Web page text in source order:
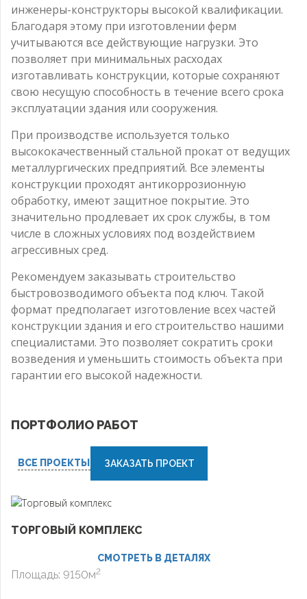
инженеры-конструкторы высокой квалификации.
Благодаря этому при изготовлении ферм
учитываются все действующие нагрузки. Это
позволяет при минимальных расходах
изготавливать конструкции, которые сохраняют
свою несущую способность в течение всего срока
эксплуатации здания или сооружения.
При производстве используется только
высококачественный стальной прокат от ведущих
металлургических предприятий. Все элементы
конструкции проходят антикоррозионную
обработку, имеют защитное покрытие. Это
значительно продлевает их срок службы, в том
числе в сложных условиях под воздействием
агрессивных сред.
Рекомендуем заказывать строительство
быстровозводимого объекта под ключ. Такой
формат предполагает изготовление всех частей
конструкции здания и его строительство нашими
специалистами. Это позволяет сократить сроки
возведения и уменьшить стоимость объекта при
гарантии его высокой надежности.
ПОРТФОЛИО РАБОТ
ВСЕ ПРОЕКТЫ ЗАКАЗАТЬ ПРОЕКТ
ТОРГОВЫЙ КОМПЛЕКС
СМОТРЕТЬ В ДЕТАЛЯХ
Площадь: 9150м2